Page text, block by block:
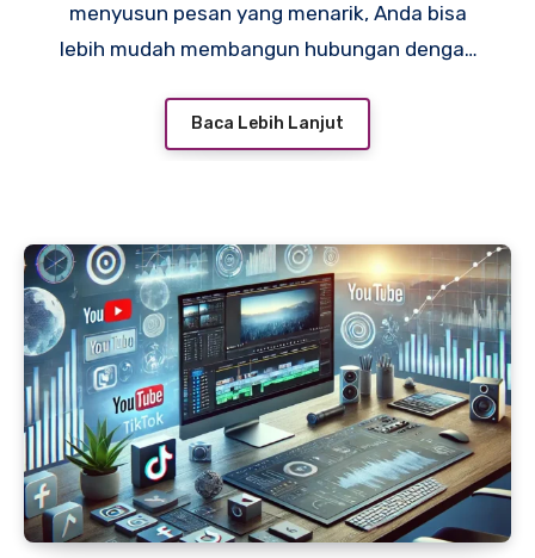
menyusun pesan yang menarik, Anda bisa
lebih mudah membangun hubungan dengan
meningkatkan keterlibatan, tetapi juga
membantu mendorong penjualan. Mari kita
memikat.
Baca Lebih Lanjut